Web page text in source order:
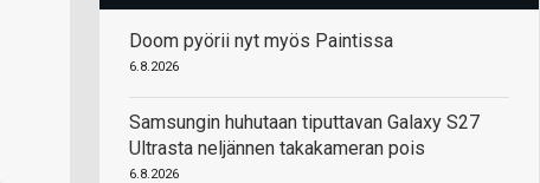
Doom pyörii nyt myös Paintissa
6.8.2026
Samsungin huhutaan tiputtavan Galaxy S27
Ultrasta neljännen takakameran pois
6.8.2026